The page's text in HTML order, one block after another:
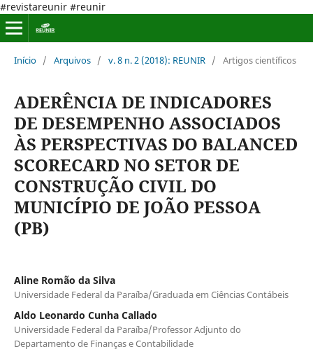
#revistareunir #reunir
Início / Arquivos / v. 8 n. 2 (2018): REUNIR / Artigos científicos
ADERÊNCIA DE INDICADORES
DE DESEMPENHO ASSOCIADOS
ÀS PERSPECTIVAS DO BALANCED
SCORECARD NO SETOR DE
CONSTRUÇÃO CIVIL DO
MUNICÍPIO DE JOÃO PESSOA
(PB)
Aline Romão da Silva
Universidade Federal da Paraíba/Graduada em Ciências Contábeis
Aldo Leonardo Cunha Callado
Universidade Federal da Paraíba/Professor Adjunto do
Departamento de Finanças e Contabilidade